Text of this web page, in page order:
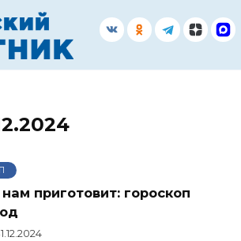
приготовит: гороскоп